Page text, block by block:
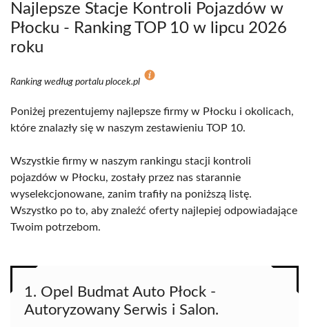
Najlepsze Stacje Kontroli Pojazdów w
Płocku - Ranking TOP 10 w lipcu 2026
roku
Ranking według portalu plocek.pl
Poniżej prezentujemy najlepsze firmy w Płocku i okolicach,
które znalazły się w naszym zestawieniu TOP 10.
Wszystkie firmy w naszym rankingu stacji kontroli
pojazdów w Płocku, zostały przez nas starannie
wyselekcjonowane, zanim trafiły na poniższą listę.
Wszystko po to, aby znaleźć oferty najlepiej odpowiadające
Twoim potrzebom.
1. Opel Budmat Auto Płock -
Autoryzowany Serwis i Salon.